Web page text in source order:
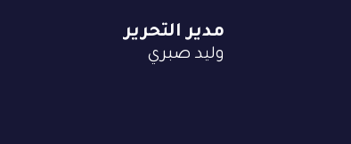
مدير التحرير
وليد صبري